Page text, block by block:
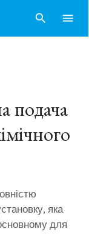
search menu
подача
яка
для